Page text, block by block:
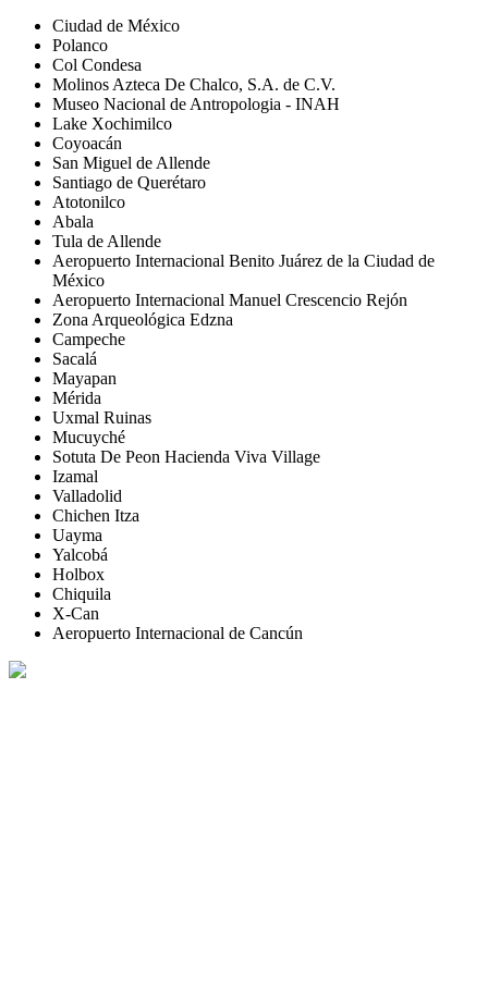
Ciudad de México
Polanco
Col Condesa
Molinos Azteca De Chalco, S.A. de C.V.
Museo Nacional de Antropologia - INAH
Lake Xochimilco
Coyoacán
San Miguel de Allende
Santiago de Querétaro
Atotonilco
Abala
Tula de Allende
Aeropuerto Internacional Benito Juárez de la Ciudad de
México
Aeropuerto Internacional Manuel Crescencio Rejón
Zona Arqueológica Edzna
Campeche
Sacalá
Mayapan
Mérida
Uxmal Ruinas
Mucuyché
Sotuta De Peon Hacienda Viva Village
Izamal
Valladolid
Chichen Itza
Uayma
Yalcobá
Holbox
Chiquila
X-Can
Aeropuerto Internacional de Cancún